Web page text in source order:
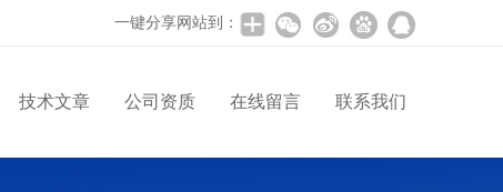
一键分享网站到：
技术文章 公司资质 在线留言 联系我们